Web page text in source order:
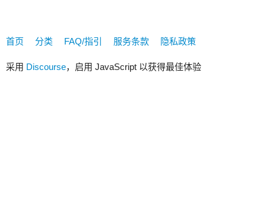
首页 分类 FAQ/指引 服务条款 隐私政策
采用 Discourse，启用 JavaScript 以获得最佳体验